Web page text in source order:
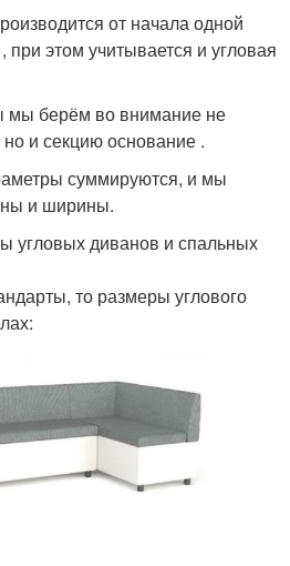
от начала одной
при этом учитывается и угловая
берём во внимание не
и секцию основание .
суммируются, и мы
и ширины.
угловых диванов и спальных
то размеры углового